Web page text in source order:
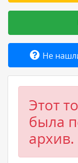
Товары и
Добавить
Не
Этот
была
архив.